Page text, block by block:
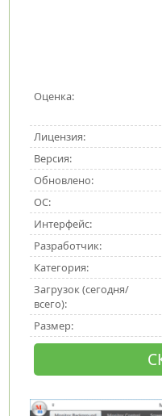
Оценка:
Лицензия:
Версия:
Обновлено:
ОС:
Интерфейс:
Разработчик:
Категория:
Загрузок (сегодня/
всего):
Размер: